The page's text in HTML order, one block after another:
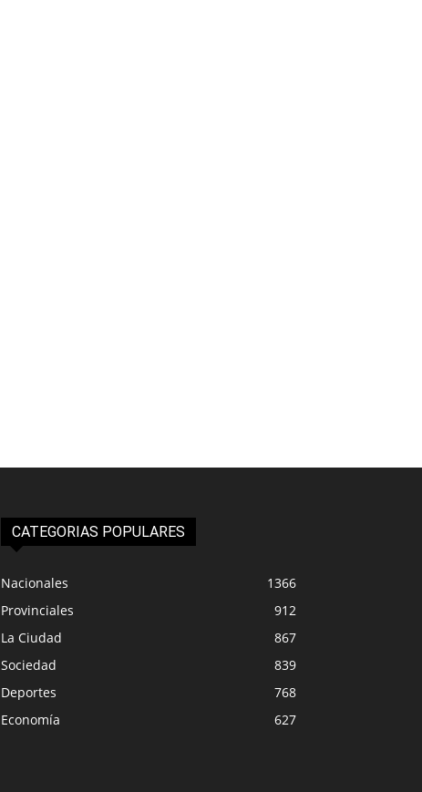
CATEGORIAS POPULARES
Nacionales
1366
Provinciales
912
La Ciudad
867
Sociedad
839
Deportes
768
Economía
627